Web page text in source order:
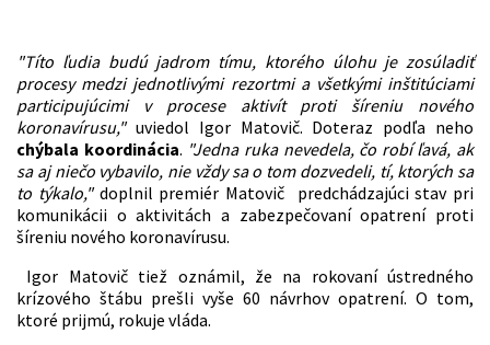
"Títo ľudia budú jadrom tímu, ktorého úlohu je zosúladiť
procesy medzi jednotlivými rezortmi a všetkými inštitúciami
participujúcimi v procese aktivít proti šíreniu nového
koronavírusu," uviedol Igor Matovič. Doteraz podľa neho
chýbala koordinácia. "Jedna ruka nevedela, čo robí ľavá, ak
sa aj niečo vybavilo, nie vždy sa o tom dozvedeli, tí, ktorých sa
to týkalo,"doplnil premiér Matovič predchádzajúci stav pri
komunikácii o aktivitách a zabezpečovaní opatrení proti
šíreniu nového koronavírusu.
Igor Matovič tiež oznámil, že na rokovaní ústredného
krízového štábu prešli vyše 60 návrhov opatrení. O tom,
ktoré prijmú, rokuje vláda.